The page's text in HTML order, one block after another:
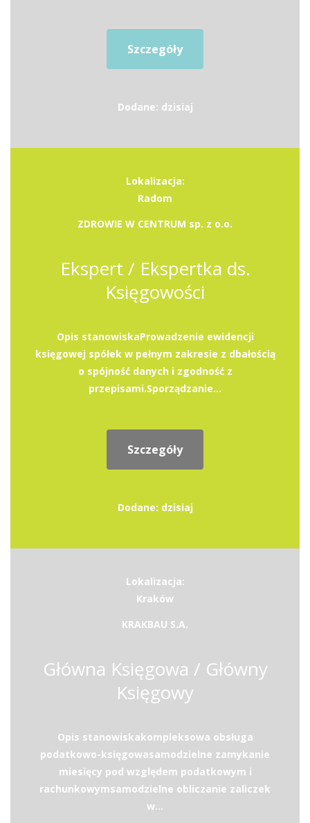
Szczegóły
Dodane: dzisiaj
Lokalizacja:
Radom
ZDROWIE W CENTRUM sp. z o.o.
Ekspert / Ekspertka ds.
Księgowości
Opis stanowiskaProwadzenie ewidencji
księgowej spółek w pełnym zakresie z dbałością
o spójność danych i zgodność z
przepisami.Sporządzanie...
Szczegóły
Dodane: dzisiaj
Lokalizacja:
Kraków
KRAKBAU S.A.
Główna Księgowa / Główny
Księgowy
Opis stanowiskakompleksowa obsługa
podatkowo-księgowasamodzielne zamykanie
miesięcy pod względem podatkowym i
rachunkowymsamodzielne obliczanie zaliczek
w...